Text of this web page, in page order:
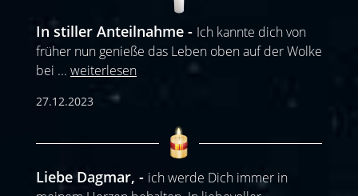
In stiller Anteilnahme
Ich kannte dich von
früher nun genieße das Leben oben auf der Wolke
bei ... weiterlesen
27.12.2023
Liebe Dagmar,
ich werde Dich immer in